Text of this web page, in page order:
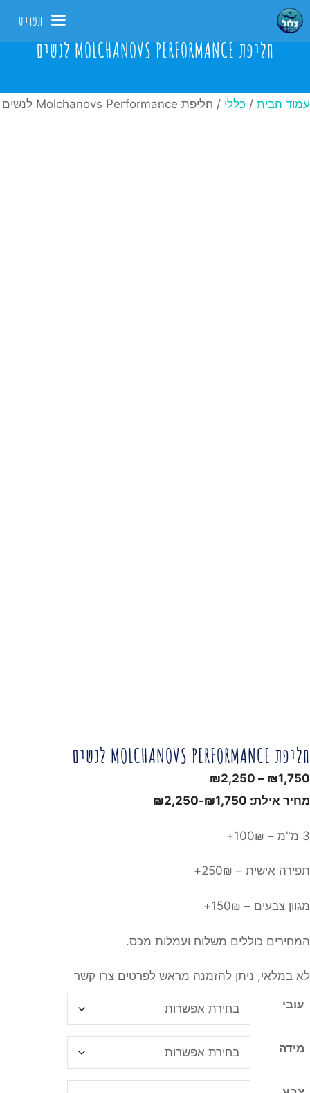
לדלג
לתוכן
תפריט
חליפת MOLCHANOVS PERFORMANCE לנשים
עמוד הבית / כללי / חליפת Molchanovs Performance לנשים
חליפת MOLCHANOVS PERFORMANCE לנשים
₪1,750
–
₪2,250
מחירים:
מחיר אילת: ₪1,750
-
₪2,250
3 מ"מ – 100₪+
תפירה אישית – 250₪+
מגוון צבעים – 150₪+
המחירים כוללים משלוח ועמלות מכס.
לא במלאי, ניתן להזמנה מראש לפרטים צרו קשר
עובי
מידה